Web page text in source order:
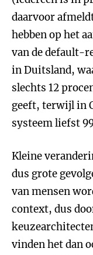
daarvoor
hebben op het
van de default-
in Duitsland,
slechts 12
geeft, terwijl in
systeem liefst
Kleine
dus grote
van mensen
context, dus
vinden het dan